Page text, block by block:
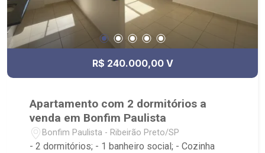
R$ 240.000,00 V
Apartamento com 2 dormitórios a
venda em Bonfim Paulista
Bonfim Paulista - Ribeirão Preto/SP
- 2 dormitórios; - 1 banheiro social; - Cozinha